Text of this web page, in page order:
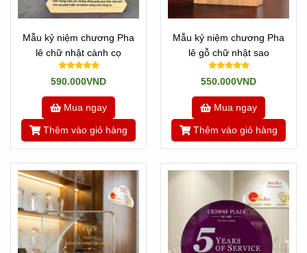
Mẫu kỷ niệm chương Pha
lê chữ nhật cành cọ
590.000VND
Mua ngay
Thêm vào giỏ hàng
Mẫu kỷ niệm chương Pha
lê gỗ chữ nhật sao
550.000VND
Mua ngay
Thêm vào giỏ hàng